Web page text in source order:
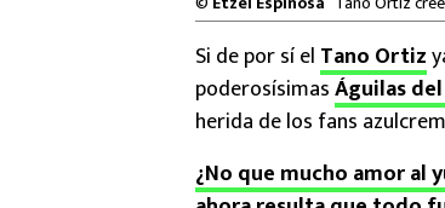
Si de por sí el Tano Ortiz
poderosísimasÁguilas
herida de los fans
¿No que mucho amor al